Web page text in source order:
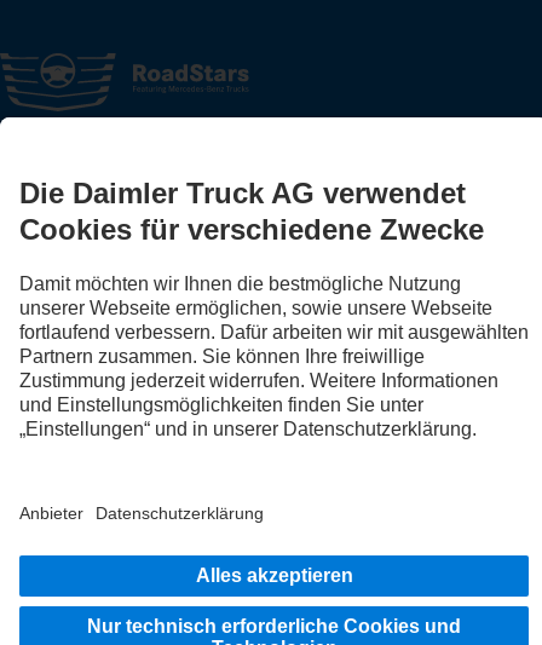
Tausche jetzt Erfahrungen mit anderen Truckerinnen und
Truckern aus.
Steig ein
Weitere Datenschutzhinweise